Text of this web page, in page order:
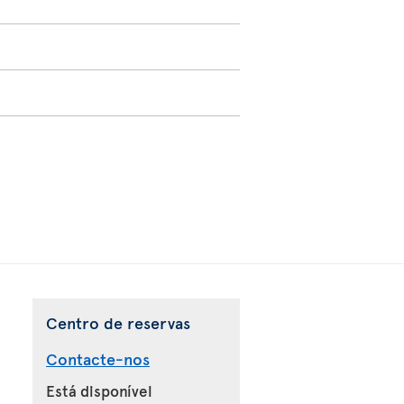
Centro de reservas
Contacte-nos
Está disponível